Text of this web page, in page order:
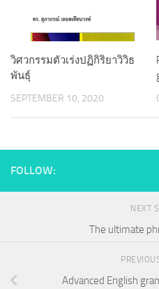
วิศวกรรมตัวเร่งปฏิกิริยาวิวิธ
พันธุ์
SEPTEMBER 10, 2020
FOLLOW:
NEXT
The ultimate
Advanced English